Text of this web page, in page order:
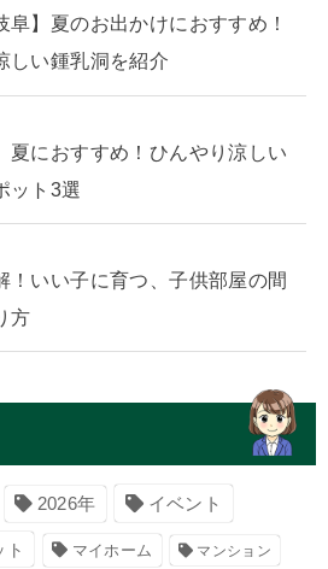
阜】夏のお出かけにおすすめ！
しい鍾乳洞を紹介
夏におすすめ！ひんやり涼しい
ット3選
！いい子に育つ、子供部屋の間
方
2026年 イベント
ト マイホーム マンション